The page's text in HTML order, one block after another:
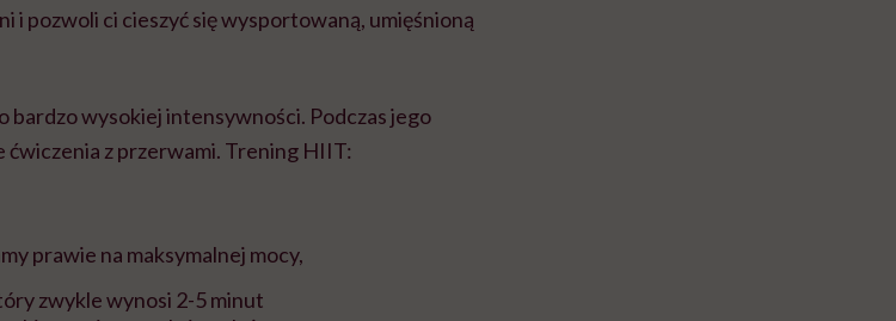
i pozwoli ci cieszyć się wysportowaną, umięśnioną
wysokiej intensywności. Podczas jego
z przerwami. Trening HIIT:
prawie na maksymalnej mocy,
zwykle wynosi 2-5 minut